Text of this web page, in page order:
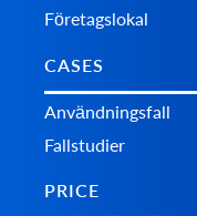
Företagslokal
CASES
Användningsfall
Fallstudier
PRICE